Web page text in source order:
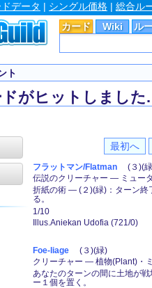
カード Wiki ル
データ | シングル価格 | 総合ル
ト
がヒットしました.
最初へ
フラットマン/Flatman (３)(
伝説のクリーチャー ― ミュー
折紙の術 ― (２)(緑)：ターン終
る。
1/10
Illus.Aniekan Udofia (721/0)
Foe-liage (３)(緑)
クリーチャー ― 植物(Plant)・
あなたのターンの間に土地が
ー１個を置く。